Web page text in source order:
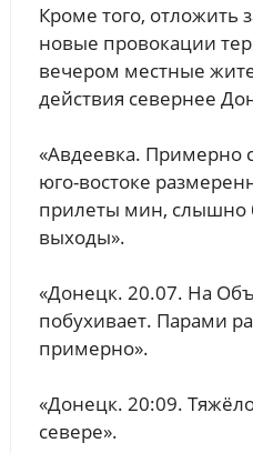
Кроме того, отложить
новые провокации
вечером местные
действия севернее
«Авдеевка. Примерно
юго-востоке
прилеты мин, слышно
выходы».
«Донецк. 20.07. На
побухивает. Парами
примерно».
«Донецк. 20:09.
севере».